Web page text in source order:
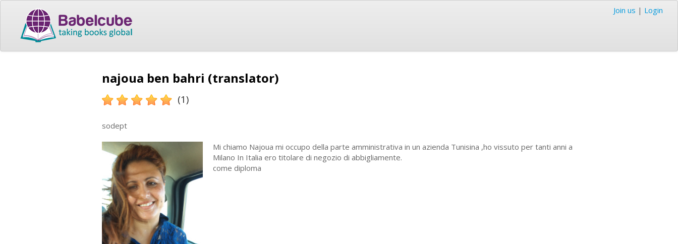
Join us | Login
najoua ben bahri (translator)
(1)
sodept
Mi chiamo Najoua mi occupo della parte amministrativa in un azienda Tunisina ,ho vissuto per tanti anni a
Milano In Italia ero titolare di negozio di abbigliamente.
come diploma